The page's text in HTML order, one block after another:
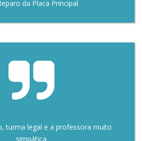
da Placa Principal
turma legal e a professora muito
simpática